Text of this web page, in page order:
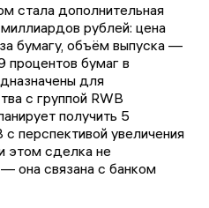
стала дополнительная
рублей: цена
бумагу, объём выпуска —
бумаг в
для
с группой RWB
получить 5
перспективой увеличения
этом сделка не
она связана с банком